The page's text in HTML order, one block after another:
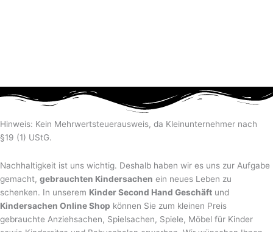
Hinweis: Kein Mehrwertsteuerausweis, da Kleinunternehmer nach
§19 (1) UStG.
Nachhaltigkeit ist uns wichtig. Deshalb haben wir es uns zur Aufgabe
gemacht, gebrauchten Kindersachen ein neues Leben zu
schenken. In unserem Kinder Second Hand Geschäft und
Kindersachen Online Shop können Sie zum kleinen Preis
gebrauchte Anziehsachen, Spiel­sachen, Spiele, Möbel für Kinder